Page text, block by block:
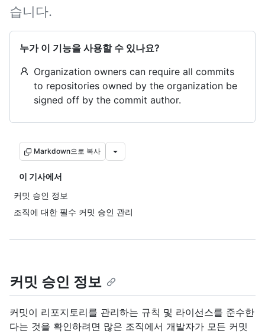
습니다.
누가 이 기능을 사용할 수 있나요?
Organization owners can require all commits
to repositories owned by the organization be
signed off by the commit author.
Markdown으로 복사
이 기사에서
커밋 승인 정보
조직에 대한 필수 커밋 승인 관리
커밋 승인 정보
커밋이 리포지토리를 관리하는 규칙 및 라이선스를 준수한
다는 것을 확인하려면 많은 조직에서 개발자가 모든 커밋